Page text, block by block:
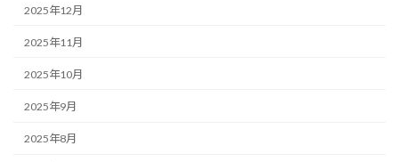
2025年12月
2025年11月
2025年10月
2025年9月
2025年8月